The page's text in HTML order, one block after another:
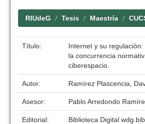
RIUdeG Tesis Maestría
Título:
Internet y su
la concurrencia
ciberespacio.
Autor: Ramírez Plascencia,
Asesor: Pablo Arredondo
Editorial:
Biblioteca Digital